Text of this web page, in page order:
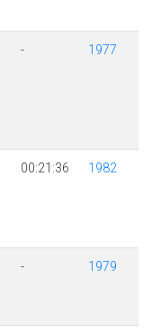
- 1977
00:21:36 1982
- 1979